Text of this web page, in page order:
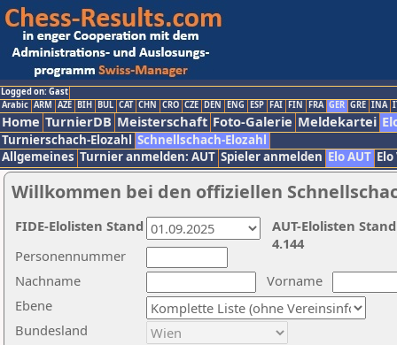
Logged on: Gast
Arabic ARM AZE BIH BUL CAT CHN CRO CZE DEN ENG ESP FAI FIN FRA GER GRE INA
Home TurnierDB Meisterschaft Foto-Galerie Meldekartei
Turnierschach-Elozahl Schnellschach-Elozahl
Allgemeines Turnier anmelden: AUT Spieler anmelden Elo AUT
Willkommen bei den offiziellen
Nachname
Vorname
Ebene
Personennummer
Bundesland
AUT-Elolisten
4.144
FIDE-Elolisten Stand